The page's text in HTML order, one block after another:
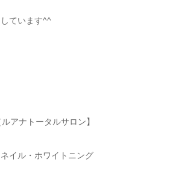
ています^^
アナトータルサロン】
イル・ホワイトニング